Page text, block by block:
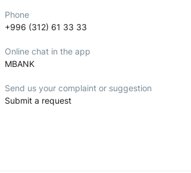
Phone
+996 (312) 61 33 33
Online chat in the app
MBANK
Send us your complaint or suggestion
Submit a request